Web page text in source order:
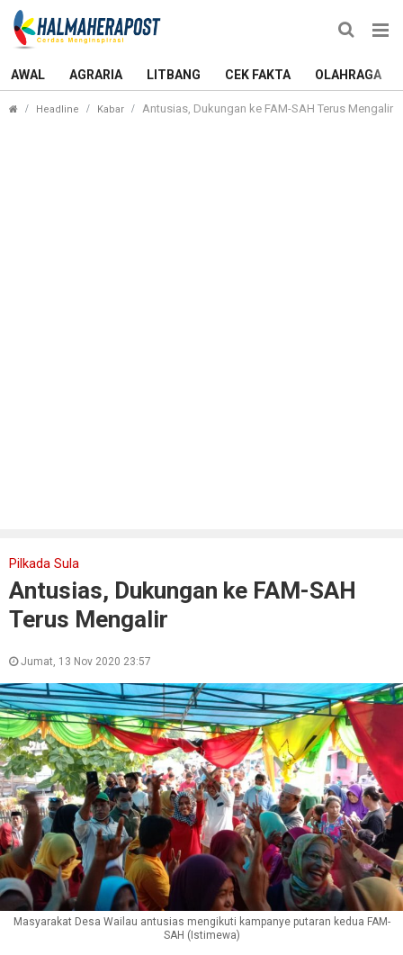
AWAL AGRARIA LITBANG CEK FAKTA OLAHRAGA
Headline Kabar Antusias, Dukungan ke FAM-SAH Terus Mengalir
Pilkada Sula
Antusias, Dukungan ke FAM-SAH
Terus Mengalir
Jumat, 13 Nov 2020 23:57
Masyarakat Desa Wailau antusias mengikuti kampanye putaran kedua FAM-
SAH (Istimewa)